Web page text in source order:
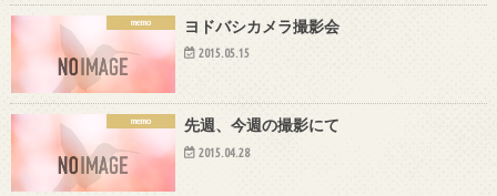
memo ヨドバシカメラ撮影会
2015.05.15
memo 先週、今週の撮影にて
2015.04.28